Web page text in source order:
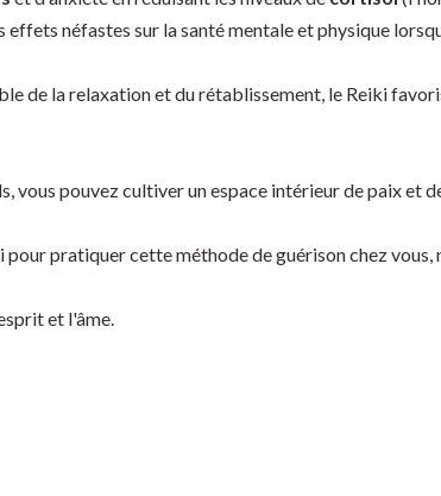
néfastes sur la santé mentale et physique
de la relaxation et du rétablissement, le Reiki
vous pouvez cultiver un espace intérieur de paix et
pratiquer cette méthode de guérison chez
et l'âme.